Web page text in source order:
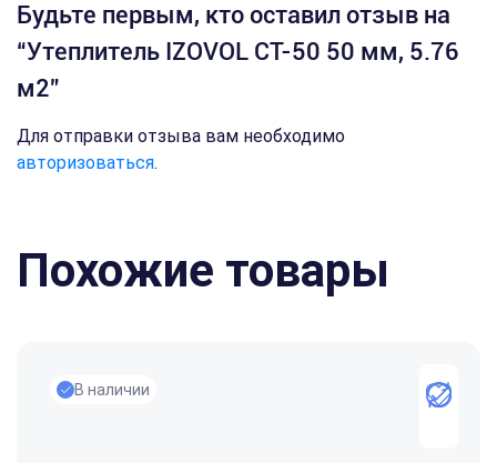
Будьте первым, кто оставил отзыв на
“Утеплитель IZOVOL СТ-50 50 мм, 5.76
м2”
Для отправки отзыва вам необходимо
авторизоваться.
Похожие товары
В наличии